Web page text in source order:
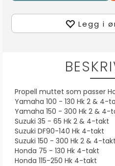
Legg i
Propell muttet som passer
Yamaha 100 - 130 Hk 2 & 4-
Yamaha 150 - 300 Hk 2 & 4-
Suzuki 35 - 65 Hk 2 & 4-takt
Suzuki DF90-140 Hk 4-takt
Suzuki 150 - 300 Hk 2 & 4-takt
Honda 75 - 130 Hk 4-takt
Honda 115-250 Hk 4-takt